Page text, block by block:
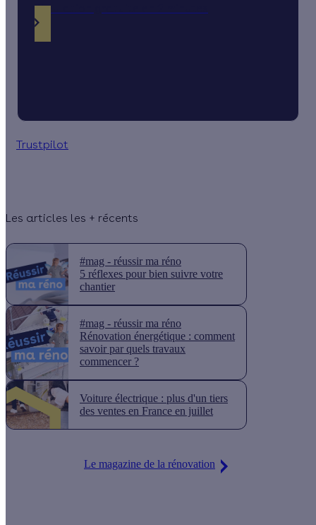
Simulation gratuite en 2 minutes
Trustpilot
Les articles les + récents
#mag - réussir ma réno
5 réflexes pour bien suivre votre
chantier
#mag - réussir ma réno
Rénovation énergétique : comment
savoir par quels travaux
commencer ?
Voiture électrique : plus d'un tiers
des ventes en France en juillet
Le magazine de la rénovation